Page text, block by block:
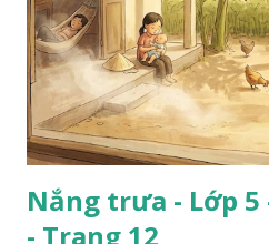
Nắng trưa - Lớp 5
- Trang 12